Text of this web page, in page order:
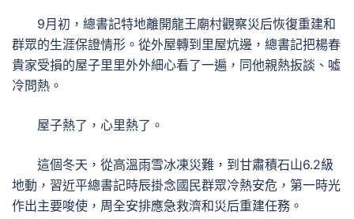
9月初，總書記特地離開龍王廟村觀察災后恢復重建和
群眾的生涯保證情形。從外屋轉到里屋炕邊，總書記把楊春
貴家受損的屋子里里外外細心看了一遍，同他親熱扳談、噓
冷問熱。
屋子熱了，心里熱了。
這個冬天，從高溫雨雪冰凍災難，到甘肅積石山6.2級
地動，習近平總書記時辰掛念國民群眾冷熱安危，第一時光
作出主要唆使，周全安排應急救濟和災后重建任務。